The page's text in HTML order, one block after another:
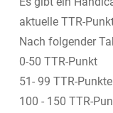
aktuelle TTR-
Nach folgender
0-50 TTR-
51- 99 TTR-
100 - 150 TTR-